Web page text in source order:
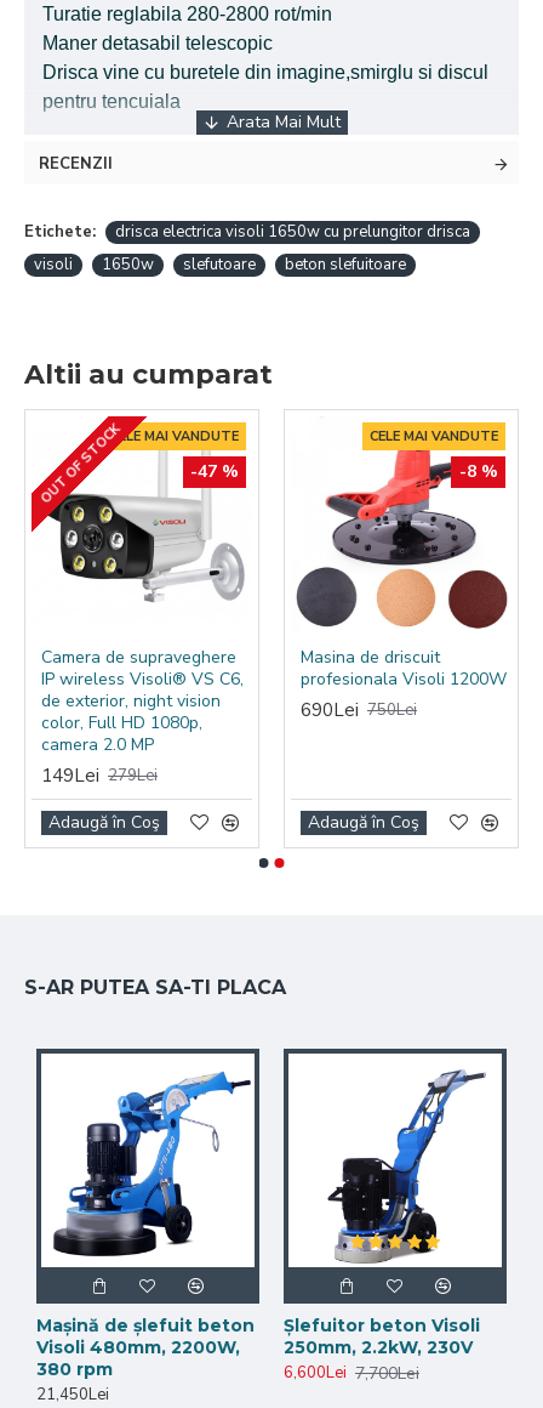
Turatie reglabila 280-2800 rot/min
Maner detasabil telescopic
Drisca vine cu buretele din imagine,smirglu si discul
pentru tencuiala
RECENZII
Etichete:
drisca electrica visoli 1650w cu prelungitor drisca
visoli
1650w slefutoare beton slefuitoare
Altii au cumparat
CELE MAI VANDUTE
-47 %
OUT OF STOCK
Camera de supraveghere
IP wireless Visoli® VS C6,
de exterior, night vision
color, Full HD 1080p,
camera 2.0 MP
149Lei 279Lei
Adaugă în Coş
CELE MAI VANDUTE
-8 %
Masina de driscuit
profesionala Visoli 1200W
690Lei 750Lei
Adaugă în Coş
S-AR PUTEA SA-TI PLACA
Mașină de șlefuit beton
Visoli 480mm, 2200W,
380 rpm
21,450Lei
Șlefuitor beton Visoli
250mm, 2.2kW, 230V
6,600Lei 7,700Lei